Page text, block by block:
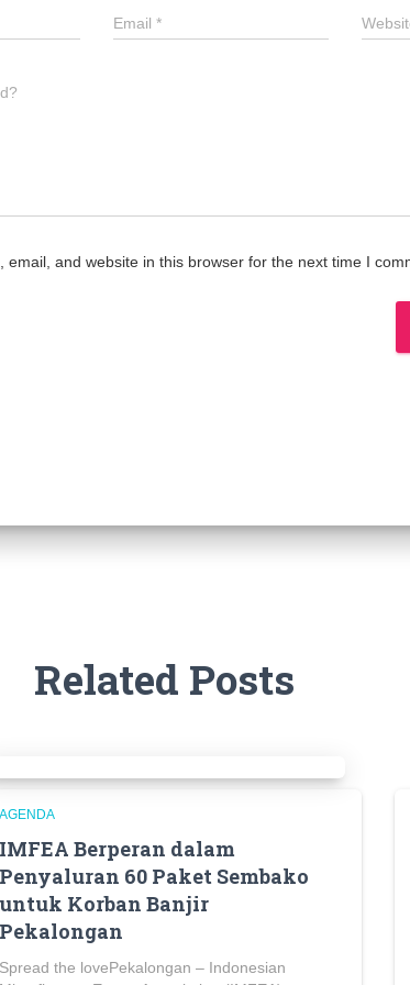
Email*
email, and website in this browser for the next time I
Related Posts
AGENDA
IMFEA Berperan dalam
Penyaluran 60 Paket Sembako
untuk Korban Banjir
Pekalongan
Spread the lovePekalongan – Indonesian